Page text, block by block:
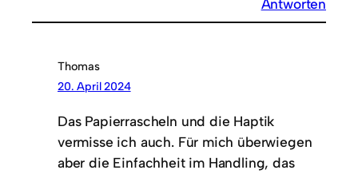
Antworten
Thomas
20. April 2024
Das Papierrascheln und die Haptik
vermisse ich auch. Für mich überwiegen
aber die Einfachheit im Handling, das